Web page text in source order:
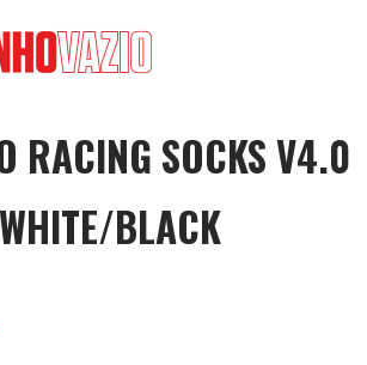
RACING SOCKS V4.0
BLACK